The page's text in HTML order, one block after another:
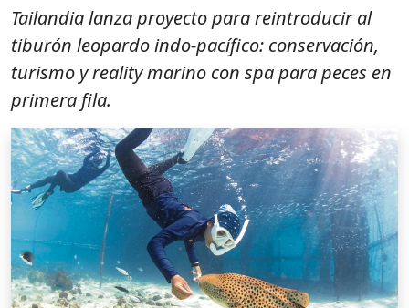
Tailandia lanza proyecto para reintroducir al
tiburón leopardo indo-pacífico: conservación,
turismo y reality marino con spa para peces en
primera fila.